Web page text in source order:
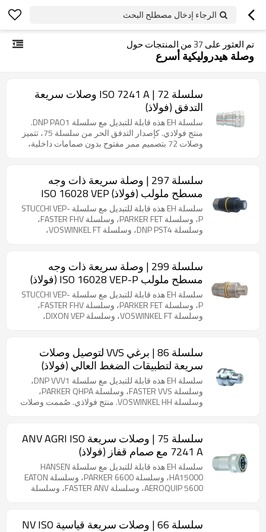
الرجاء إدخال مصطلح البحث
تم العثور على 37من المنتجات حول
وصلة هيدروليكية أسرع
سلسلة 72 | ISO 7241 A وصلات سريعة
التدفق (فولاذ)
سلسلة EH هذه قابلة للتبديل مع سلسلة DNP PAO1.
منتج فولاذي. كإصدار التدفق الحر من سلسلة 75، تتميز
وصلات 72 بتصميم ممر مفتوح بدون صمامات داخلية،
سلسلة 297 | وصلة سريعة ذات وجه
مسطح ملولب (فولاذ) ISO 16028 VEP
سلسلة EH هذه قابلة للتبديل مع سلسلة STUCCHI VEP-
P، وسلسلة PARKER FET، وسلسلة FASTER FHV،
وسلسلة DNP PST4، وسلسلة VOSWINKEL FT،
الهيدروليكية عالية الأداء، وتوفر أداءً موثوقًا به في
التطبيقات التي تتعرض لنبضات ضغط شديدة وضغوط
متبقية في الخطوط. يقلل تصميم التوصيل المبتكر من
التآكل بشكل كبير ويمنع التآكل الملحوم، بينما تتيح تقنية
الصمام الداخلي التوصيل والفصل الآمن حتى في ظل
ظروف الضغط المتبقي العالي.
سلسلة 299 | وصلة سريعة ذات وجه
مسطح ملولب ISO 16028 VEP-P (فولاذ)
سلسلة EH هذه قابلة للتبديل مع سلسلة STUCCHI VEP-
P، وسلسلة PARKER FET، وسلسلة FASTER FHV،
وسلسلة VOSWINKEL FT، وسلسلة DIXON VEP،
به في التطبيقات التي تتعرض لنبضات ضغط شديدة
وضغوط متبقية في الخطوط. يقلل تصميم التوصيل
المبتكر من التآكل بشكل كبير ويمنع التآكل الملحوم، بينما
تتيح تقنية الصمام الداخلي التوصيل والفصل الآمن حتى
في ظل ظروف الضغط المتبقي العالي. تُستخدم هذه
السلسلة في بيئات تطبيقات الرياح الشديدة، ويضمن قفل
سلسلة 86 | برغي VVS لتوصيل وصلات
سريعة لتطبيقات الضغط العالي (فولاذ)
سلسلة EH هذه قابلة للتبديل مع سلسلة DNP VVV1،
وسلسلة FASTER VVS، وسلسلة PARKER QHPA،
وسلسلة VOSWINKEL HH. منتج فولاذي. صُممت وصلات
أقصى درجات السلامة والموثوقية. متوفر في السوق.
سلسلة 75 | وصلات سريعة ANV AGRI ISO
7241 A مع صمام قفاز (فولاذ)
سلسلة EH هذه قابلة للتبديل مع سلسلة HANSEN
HA15000، وسلسلة PARKER 6600، وسلسلة EATON
AEROQUIP 5600، وسلسلة FASTER ANV، وسلسلة
وسلسلة VOSWINKEL IA، وسلسلة SAFEWAY S56. منتج
سلسلة 66 | وصلات سريعة قياسية NV ISO